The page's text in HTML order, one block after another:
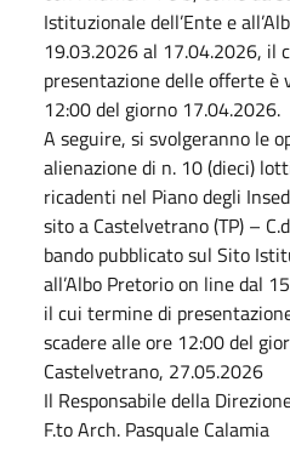
Istituzionale dell’Ente e
19.03.2026 al 17.04.2026, il
presentazione delle offerte è
12:00 del giorno 17.04.2026.
A seguire, si svolgeranno le
alienazione di n. 10 (dieci)
ricadenti nel Piano degli
sito a Castelvetrano (TP) –
bando pubblicato sul Sito
all’Albo Pretorio on line dal
il cui termine di
scadere alle ore 12:00 del
Castelvetrano, 27.05.2026
Il Responsabile della
F.to Arch. Pasquale Calamia